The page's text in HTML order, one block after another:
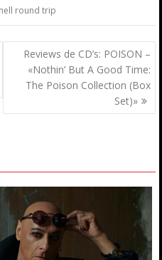
round trip
Reviews de CD’s: POISON –
«Nothin’ But A Good Time:
The Poison Collection (Box
Set)»